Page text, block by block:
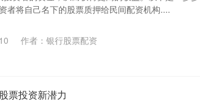
者将自己名下的股票质押给民间配资机构....
作者：银行股票配资
票投资新潜力